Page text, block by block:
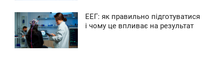
ЕЕГ: як правильно підготуватися
і чому це впливає на результат